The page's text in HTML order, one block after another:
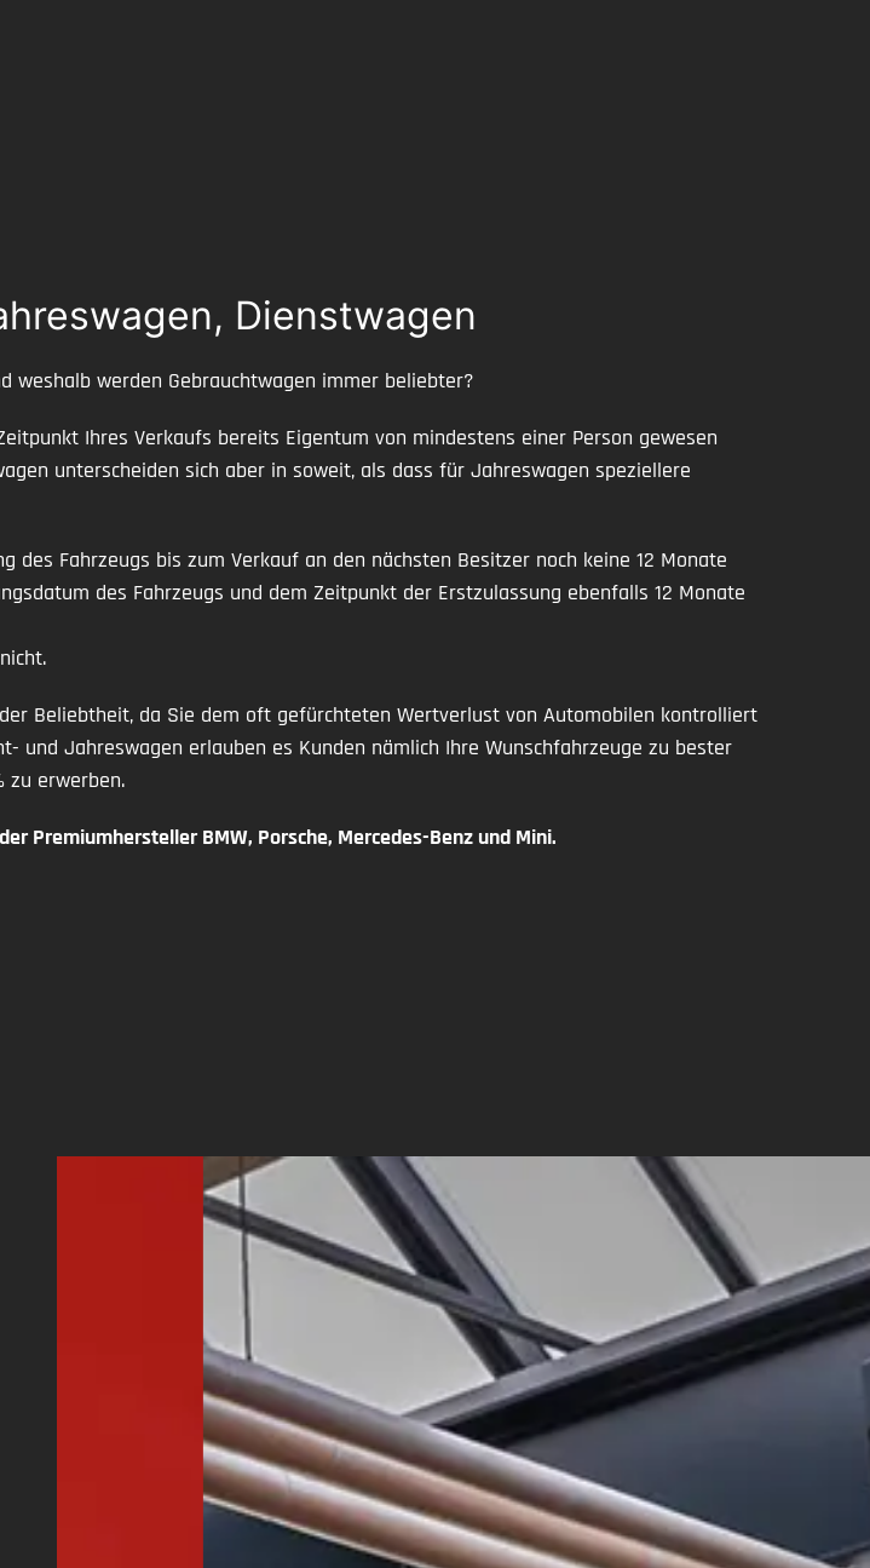
Dienstwagen
weshalb werden Gebrauchtwagen immer beliebter?
Ihres Verkaufs bereits Eigentum von mindestens einer Person gewesen
unterscheiden sich aber in soweit, als dass für Jahreswagen speziellere
Fahrzeugs bis zum Verkauf an den nächsten Besitzer noch keine 12 Monate
des Fahrzeugs und dem Zeitpunkt der Erstzulassung ebenfalls 12 Monate
Beliebtheit, da Sie dem oft gefürchteten Wertverlust von Automobilen kontrolliert
und Jahreswagen erlauben es Kunden nämlich Ihre Wunschfahrzeuge zu bester
zu erwerben.
Premiumhersteller BMW, Porsche, Mercedes-Benz und Mini.